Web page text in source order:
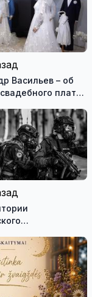
Васильев – об
платья
(видео)
Shadow»